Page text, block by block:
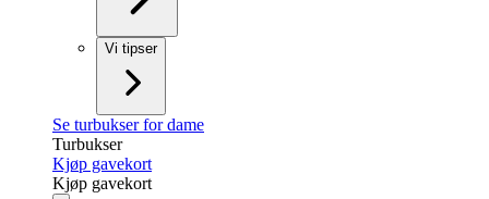
Vi tipser
Se turbukser for dame
Turbukser
Kjøp gavekort
Kjøp gavekort